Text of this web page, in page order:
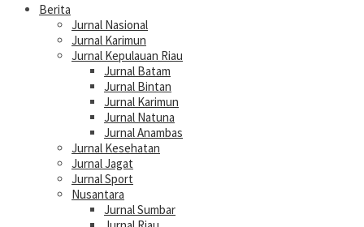
Berita
Jurnal Nasional
Jurnal Karimun
Jurnal Kepulauan Riau
Jurnal Batam
Jurnal Bintan
Jurnal Karimun
Jurnal Natuna
Jurnal Anambas
Jurnal Kesehatan
Jurnal Jagat
Jurnal Sport
Nusantara
Jurnal Sumbar